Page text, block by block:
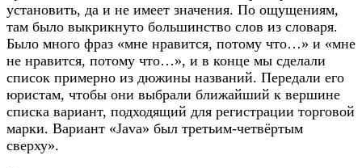
установить, да и не имеет значения. По ощущениям,
там было выкрикнуто большинство слов из словаря.
Было много фраз «мне нравится, потому что…» и «мне
не нравится, потому что…», и в конце мы сделали
список примерно из дюжины названий. Передали его
юристам, чтобы они выбрали ближайший к вершине
списка вариант, подходящий для регистрации торговой
марки. Вариант «Java» был третьим-четвёртым
сверху».